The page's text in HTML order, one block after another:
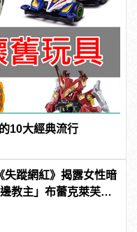
10大經典流行
失蹤網紅》揭露女性暗
教主」布蕾克萊芙莉